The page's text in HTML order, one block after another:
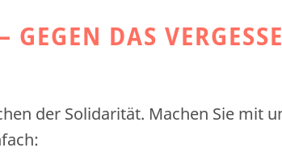
DAS
der Solidarität. Machen Sie mit